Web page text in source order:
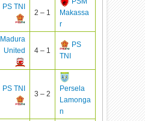
PS TNI
2 – 1
Makassa
r
Madura
United
4 – 1
PS
TNI
PS TNI
3 – 2
Persela
Lamonga
n